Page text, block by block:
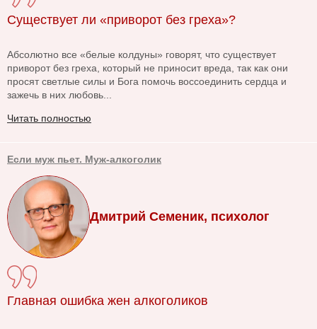
Существует ли «приворот без греха»?
Абсолютно все «белые колдуны» говорят, что существует
приворот без греха, который не приносит вреда, так как они
просят светлые силы и Бога помочь воссоединить сердца и
зажечь в них любовь...
Читать полностью
Если муж пьет. Муж-алкоголик
Дмитрий Семеник, психолог
Главная ошибка жен алкоголиков